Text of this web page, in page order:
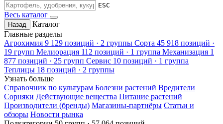
ESC
Весь каталог
Назад
Каталог
Главные разделы
Агрохимия 9 129 позиций · 2 группы Сорта 45 918 позиций ·
19 групп Мелиорация 112 позиций · 1 группа Механизация 1
877 позиций · 25 групп Сервис 10 позиций · 1 группа
Теплицы 18 позиций · 2 группы
Узнать больше
Справочник по культурам Болезни растений Вредители
Сорняки Действующие вещества Питание растений
Производители (бренды) Магазины-партнёры Статьи и
обзоры Новости рынка